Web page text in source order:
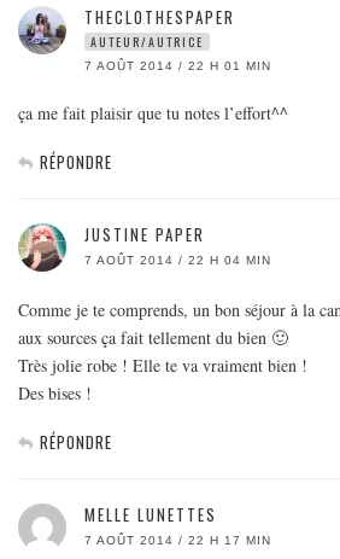
THECLOTHESPAPER
AUTEUR/AUTRICE
7 AOÛT 2014 / 22 H 01 MIN
ça me fait plaisir que tu notes l’effort^^
RÉPONDRE
JUSTINE PAPER
7 AOÛT 2014 / 22 H 04 MIN
Comme je te comprends, un bon séjour à la
aux sources ça fait tellement du bien 🙂
Très jolie robe ! Elle te va vraiment bien !
Des bises !
RÉPONDRE
MELLE LUNETTES
7 AOÛT 2014 / 22 H 17 MIN